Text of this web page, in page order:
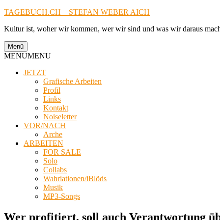
Zum
springen
TAGEBUCH.CH – STEFAN WEBER AICH
Kultur ist, woher wir kommen, wer wir sind und was wir daraus
Menü
MENUMENU
JETZT
Grafische Arbeiten
Profil
Links
Kontakt
Noiseletter
VOR/NACH
Arche
ARBEITEN
FOR SALE
Solo
Collabs
Wahriationen/iBlöds
Musik
MP3-Songs
Wer profitiert, soll auch Verantwortung